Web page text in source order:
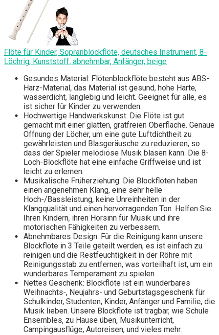
Flöte für Kinder, Sopranblockflöte, deutsches Instrument, 8-
Löchrig, Kunststoff, abnehmbar, Anfänger, beige
Gesundes Material: Flötenblockflöte besteht aus ABS-
Harz-Material, das Material ist gesund, hohe Härte,
wasserdicht, langlebig und leicht. Geeignet für alle, es
ist sicher für Kinder zu verwenden.
Hochwertige Handwerkskunst: Die Flöte ist gut
gemacht mit einer glatten, gratfreien Oberfläche. Genaue
Öffnung der Löcher, um eine gute Luftdichtheit zu
gewährleisten und Blasgeräusche zu reduzieren, so
dass der Spieler melodiöse Musik blasen kann. Die 8-
Loch-Blockflöte hat eine einfache Griffweise und ist
leicht zu erlernen.
Musikalische Früherziehung: Die Blockflöten haben
einen angenehmen Klang, eine sehr helle
Hoch-/Bassleistung, keine Unreinheiten in der
Klangqualität und einen hervorragenden Ton. Helfen Sie
Ihren Kindern, ihren Hörsinn für Musik und ihre
motorischen Fähigkeiten zu verbessern.
Abnehmbares Design: Für die Reinigung kann unsere
Blockflöte in 3 Teile geteilt werden, es ist einfach zu
reinigen und die Restfeuchtigkeit in der Röhre mit
Reinigungsstab zu entfernen, was vorteilhaft ist, um ein
wunderbares Temperament zu spielen.
Nettes Geschenk: Blockflöte ist ein wunderbares
Weihnachts-, Neujahrs- und Geburtstagsgeschenk für
Schulkinder, Studenten, Kinder, Anfänger und Familie, die
Musik lieben. Unsere Blockflöte ist tragbar, wie Schule
Ensembles, zu Hause üben, Musikunterricht,
Campingausflüge, Autoreisen, und vieles mehr.